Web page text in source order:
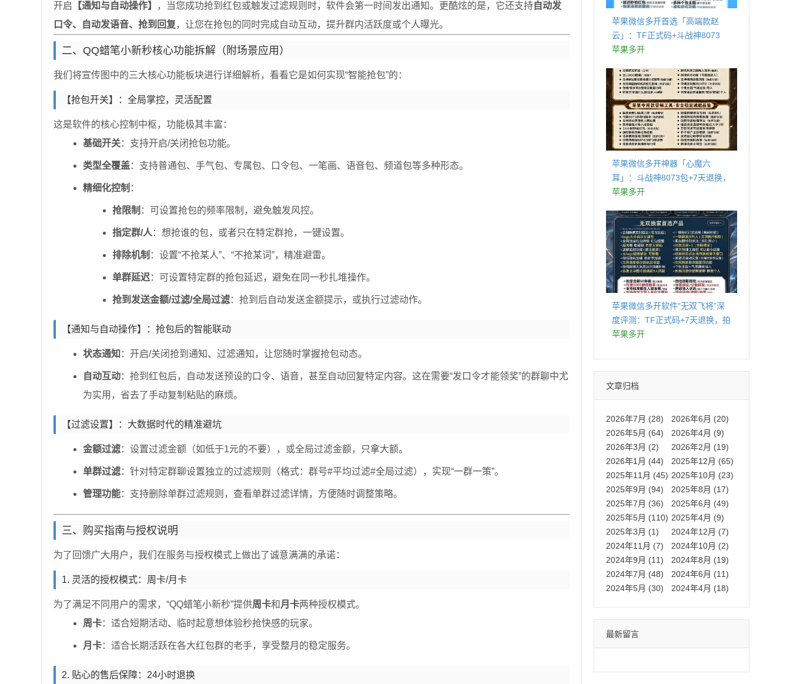
开启 【通知与自动操作】 ，当您成功抢到红包或触发过滤规则时，软件会第一时间发出通知。更酷炫的是，它还支持自动发
口令、自动发语音、抢到回复，让您在抢包的同时完成自动互动，提升群内活跃度或个人曝光。
二、QQ蜡笔小新秒核心功能拆解（附场景应用）
我们将宣传图中的三大核心功能板块进行详细解析，看看它是如何实现“智能抢包”的：
【抢包开关】：全局掌控，灵活配置
这是软件的核心控制中枢，功能极其丰富：
基础开关：支持开启/关闭抢包功能。
类型全覆盖：支持普通包、手气包、专属包、口令包、一笔画、语音包、频道包等多种形态。
精细化控制 ：
抢限制 ：可设置抢包的频率限制，避免触发风控。
指定群/人 ：想抢谁的包，或者只在特定群抢，一键设置。
排除机制 ：设置“不抢某人”、“不抢某词”，精准避雷。
单群延迟：可设置特定群的抢包延迟，避免在同一秒扎堆操作。
抢到发送金额/过滤/全局过滤：抢到后自动发送金额提示，或执行过滤动作。
【通知与自动操作】：抢包后的智能联动
状态通知 ：开启/关闭抢到通知、过滤通知，让您随时掌握抢包动态。
自动互动：抢到红包后，自动发送预设的口令、语音，甚至自动回复特定内容。这在需要“发口令才能领奖”的群聊中尤
为实用，省去了手动复制粘贴的麻烦。
【过滤设置】：大数据时代的精准避坑
金额过滤：设置过滤金额（如低于1元的不要），或全局过滤金额，只拿大额。
单群过滤：针对特定群聊设置独立的过滤规则（格式：群号#平均过滤#全局过滤），实现“一群一策”。
管理功能：支持删除单群过滤规则，查看单群过滤详情，方便随时调整策略。
三、购买指南与授权说明
为了回馈广大用户，我们在服务与授权模式上做出了诚意满满的承诺：
1. 灵活的授权模式：周卡/月卡
为了满足不同用户的需求，“QQ蜡笔小新秒”提供周卡和 月卡两种授权模式。
周卡：适合短期活动、临时起意想体验秒抢快感的玩家。
月卡：适合长期活跃在各大红包群的老手，享受整月的稳定服务。
2. 贴心的售后保障：24小时退换
苹果微信多开首选「高端款赵
云」：TF正式码+斗战神8073
包，7天退换认准拍拍卡激活码
苹果多开
苹果微信多开神器「心魔六
耳」：斗战神8073包+7天退换，
认准拍拍卡激活码商城
苹果多开
苹果微信多开软件“无双飞将”深
度评测：TF正式码+7天退换，拍
拍卡激活码商城正品保障
苹果多开
文章归档
2026年7月 (28)
2026年6月 (20)
2026年5月 (64)
2026年4月 (9)
2026年3月 (2)
2026年2月 (19)
2026年1月 (44)
2025年12月 (65)
2025年11月 (45) 2025年10月 (23)
2025年9月 (94)
2025年8月 (17)
2025年7月 (36)
2025年6月 (49)
2025年5月 (110) 2025年4月 (9)
2025年3月 (1)
2024年12月 (7)
2024年11月 (7)
2024年10月 (2)
2024年9月 (11)
2024年8月 (19)
2024年7月 (48)
2024年6月 (11)
2024年5月 (30)
2024年4月 (18)
最新留言